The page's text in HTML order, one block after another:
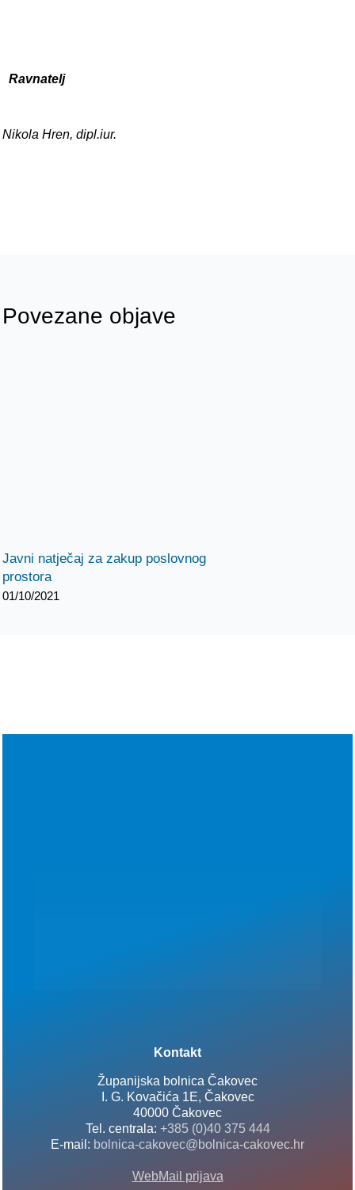
Ravnatelj
Nikola Hren, dipl.iur.
Povezane objave
Javni natječaj za zakup poslovnog
prostora
01/10/2021
Kontakt
Županijska bolnica Čakovec
I. G. Kovačića 1E, Čakovec
40000 Čakovec
Tel. centrala: +385 (0)40 375 444
E-mail: bolnica-cakovec@bolnica-cakovec.hr
WebMail prijava